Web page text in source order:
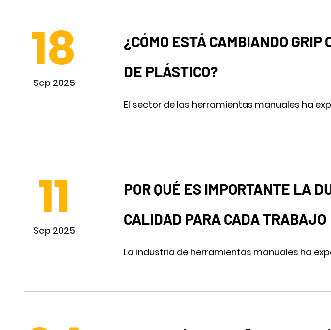
18
Sep 2025
¿CÓMO ESTÁ CAMBIANDO GRIP
DE PLÁSTICO?
El sector de las herramientas manuales ha
11
Sep 2025
POR QUÉ ES IMPORTANTE LA
CALIDAD PARA CADA TRABAJO
La industria de herramientas manuales ha